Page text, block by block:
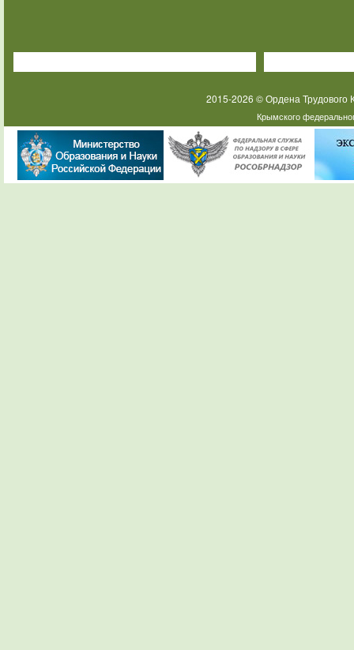
2015-2026 © Ордена
Крымского